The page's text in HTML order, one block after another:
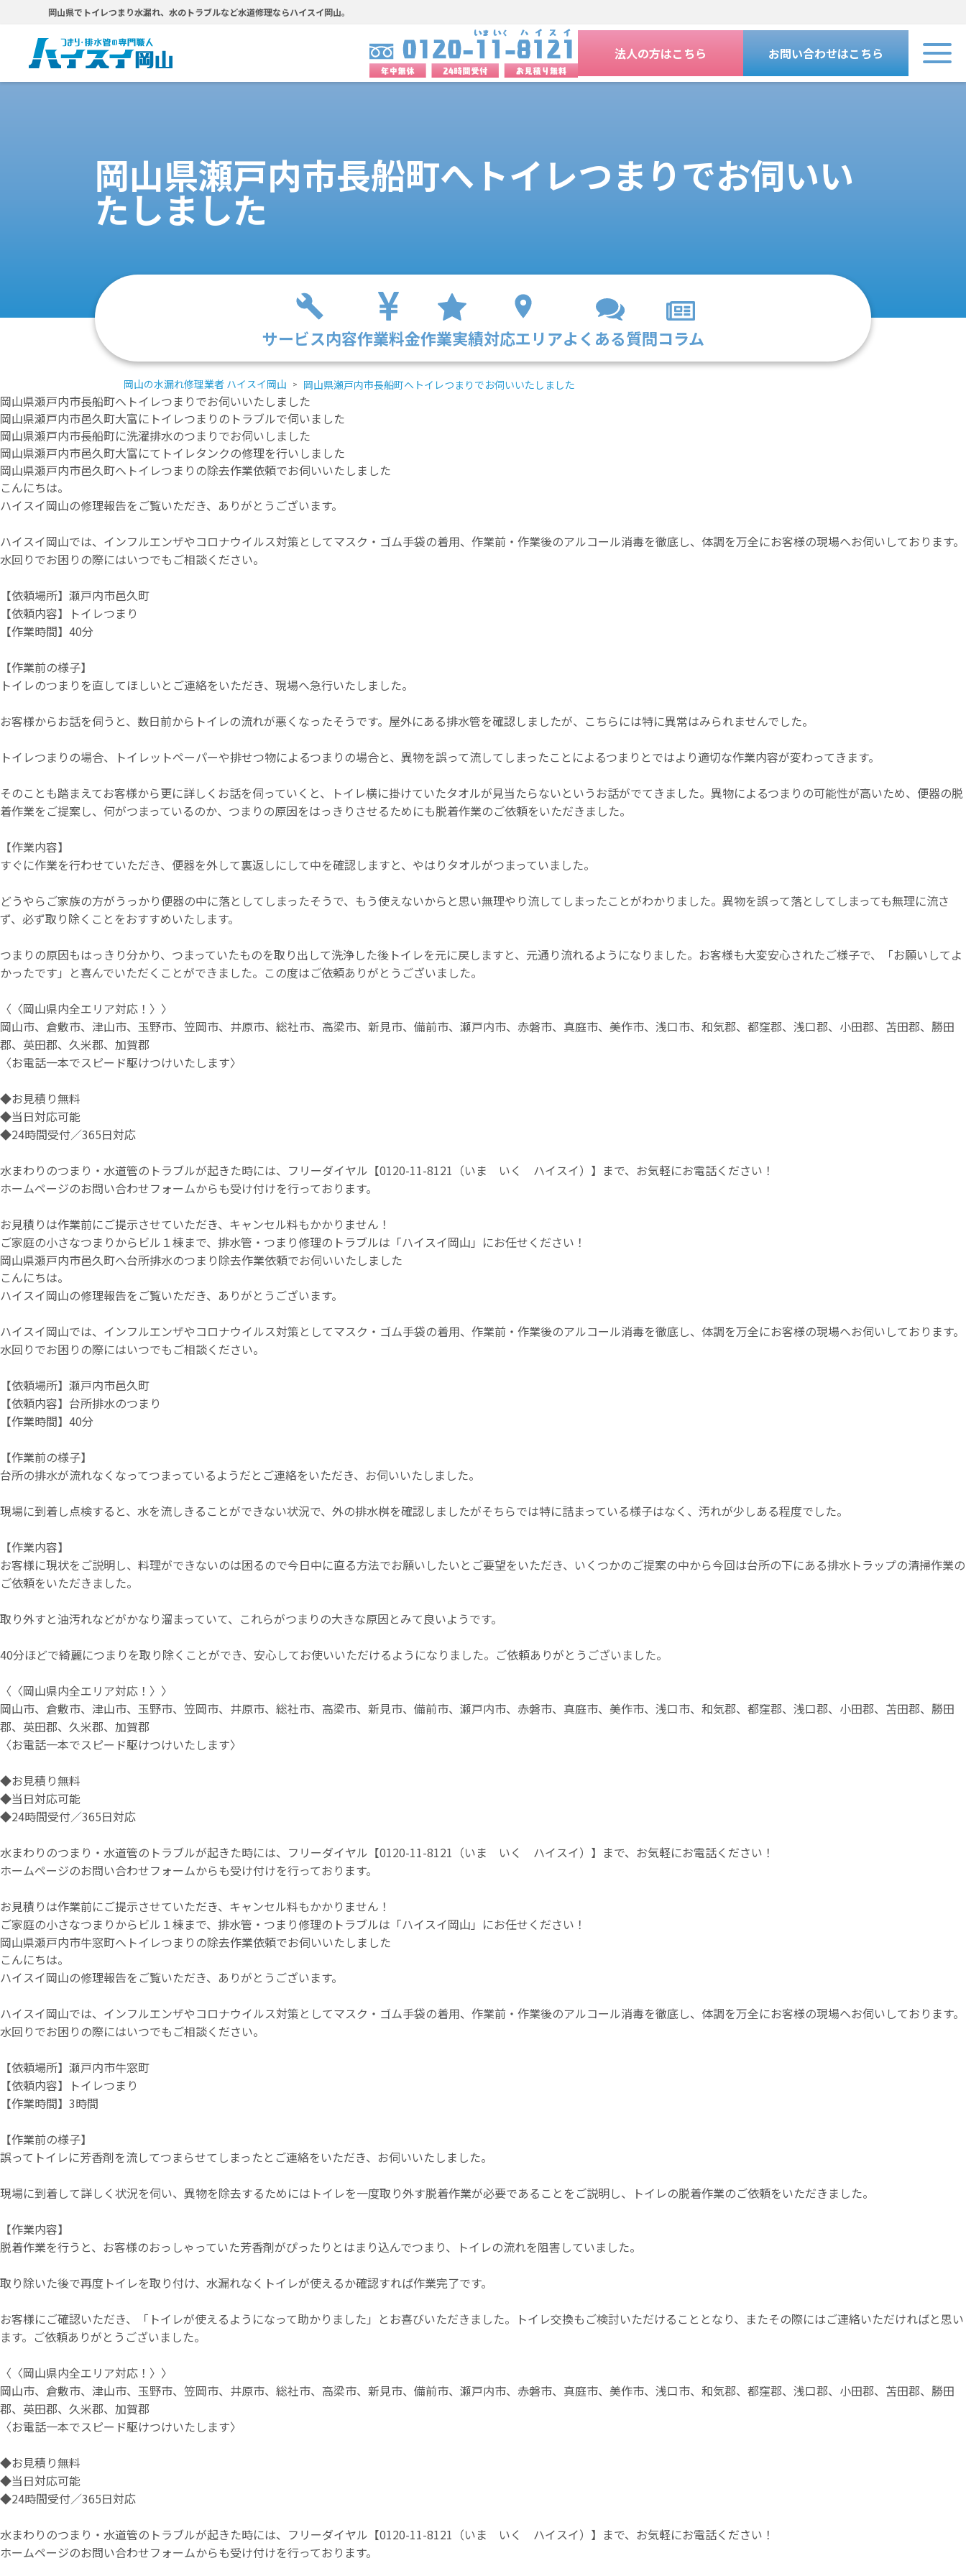
岡山県でトイレつまり水漏れ、水のトラブルなど水道修理ならハイスイ岡山。
法人の方はこちら お問い合わせはこちら
岡山県瀬戸内市長船町へトイレつまりでお伺いい
たしました
サービス内容作業料金作業実績対応エリアよくある質問コラム
岡山の水漏れ修理業者 ハイスイ岡山 岡山県瀬戸内市長船町へトイレつまりでお伺いいたしました
岡山県瀬戸内市長船町へトイレつまりでお伺いいたしました
岡山県瀬戸内市邑久町大富にトイレつまりのトラブルで伺いました
岡山県瀬戸内市長船町に洗濯排水のつまりでお伺いしました
岡山県瀬戸内市邑久町大富にてトイレタンクの修理を行いしました
岡山県瀬戸内市邑久町へトイレつまりの除去作業依頼でお伺いいたしました
こんにちは。
ハイスイ岡山の修理報告をご覧いただき、ありがとうございます。
ハイスイ岡山では、インフルエンザやコロナウイルス対策としてマスク・ゴム手袋の着用、作業前・作業後のアルコール消毒を徹底し、体調を万全にお客様の現場へお伺いしております。
水回りでお困りの際にはいつでもご相談ください。
【依頼場所】瀬戸内市邑久町
【依頼内容】トイレつまり
【作業時間】40分
【作業前の様子】
トイレのつまりを直してほしいとご連絡をいただき、現場へ急行いたしました。
お客様からお話を伺うと、数日前からトイレの流れが悪くなったそうです。屋外にある排水管を確認しましたが、こちらには特に異常はみられませんでした。
トイレつまりの場合、トイレットペーパーや排せつ物によるつまりの場合と、異物を誤って流してしまったことによるつまりとではより適切な作業内容が変わってきます。
そのことも踏まえてお客様から更に詳しくお話を伺っていくと、トイレ横に掛けていたタオルが見当たらないというお話がでてきました。異物によるつまりの可能性が高いため、便器の脱
着作業をご提案し、何がつまっているのか、つまりの原因をはっきりさせるためにも脱着作業のご依頼をいただきました。
【作業内容】
すぐに作業を行わせていただき、便器を外して裏返しにして中を確認しますと、やはりタオルがつまっていました。
どうやらご家族の方がうっかり便器の中に落としてしまったそうで、もう使えないからと思い無理やり流してしまったことがわかりました。異物を誤って落としてしまっても無理に流さ
ず、必ず取り除くことをおすすめいたします。
つまりの原因もはっきり分かり、つまっていたものを取り出して洗浄した後トイレを元に戻しますと、元通り流れるようになりました。お客様も大変安心されたご様子で、「お願いしてよ
かったです」と喜んでいただくことができました。この度はご依頼ありがとうございました。
〈〈岡山県内全エリア対応！〉〉
岡山市、倉敷市、津山市、玉野市、笠岡市、井原市、総社市、高梁市、新見市、備前市、瀬戸内市、赤磐市、真庭市、美作市、浅口市、和気郡、都窪郡、浅口郡、小田郡、苫田郡、勝田
郡、英田郡、久米郡、加賀郡
〈お電話一本でスピード駆けつけいたします〉
◆お見積り無料
◆当日対応可能
◆24時間受付／365日対応
水まわりのつまり・水道管のトラブルが起きた時には、フリーダイヤル【0120-11-8121（いま いく ハイスイ）】まで、お気軽にお電話ください！
ホームページのお問い合わせフォームからも受け付けを行っております。
お見積りは作業前にご提示させていただき、キャンセル料もかかりません！
ご家庭の小さなつまりからビル１棟まで、排水管・つまり修理のトラブルは「ハイスイ岡山」にお任せください！
岡山県瀬戸内市邑久町へ台所排水のつまり除去作業依頼でお伺いいたしました
こんにちは。
ハイスイ岡山の修理報告をご覧いただき、ありがとうございます。
ハイスイ岡山では、インフルエンザやコロナウイルス対策としてマスク・ゴム手袋の着用、作業前・作業後のアルコール消毒を徹底し、体調を万全にお客様の現場へお伺いしております。
水回りでお困りの際にはいつでもご相談ください。
【依頼場所】瀬戸内市邑久町
【依頼内容】台所排水のつまり
【作業時間】40分
【作業前の様子】
台所の排水が流れなくなってつまっているようだとご連絡をいただき、お伺いいたしました。
現場に到着し点検すると、水を流しきることができない状況で、外の排水桝を確認しましたがそちらでは特に詰まっている様子はなく、汚れが少しある程度でした。
【作業内容】
お客様に現状をご説明し、料理ができないのは困るので今日中に直る方法でお願いしたいとご要望をいただき、いくつかのご提案の中から今回は台所の下にある排水トラップの清掃作業の
ご依頼をいただきました。
取り外すと油汚れなどがかなり溜まっていて、これらがつまりの大きな原因とみて良いようです。
40分ほどで綺麗につまりを取り除くことができ、安心してお使いいただけるようになりました。ご依頼ありがとうございました。
〈〈岡山県内全エリア対応！〉〉
岡山市、倉敷市、津山市、玉野市、笠岡市、井原市、総社市、高梁市、新見市、備前市、瀬戸内市、赤磐市、真庭市、美作市、浅口市、和気郡、都窪郡、浅口郡、小田郡、苫田郡、勝田
郡、英田郡、久米郡、加賀郡
〈お電話一本でスピード駆けつけいたします〉
◆お見積り無料
◆当日対応可能
◆24時間受付／365日対応
水まわりのつまり・水道管のトラブルが起きた時には、フリーダイヤル【0120-11-8121（いま いく ハイスイ）】まで、お気軽にお電話ください！
ホームページのお問い合わせフォームからも受け付けを行っております。
お見積りは作業前にご提示させていただき、キャンセル料もかかりません！
ご家庭の小さなつまりからビル１棟まで、排水管・つまり修理のトラブルは「ハイスイ岡山」にお任せください！
岡山県瀬戸内市牛窓町へトイレつまりの除去作業依頼でお伺いいたしました
こんにちは。
ハイスイ岡山の修理報告をご覧いただき、ありがとうございます。
ハイスイ岡山では、インフルエンザやコロナウイルス対策としてマスク・ゴム手袋の着用、作業前・作業後のアルコール消毒を徹底し、体調を万全にお客様の現場へお伺いしております。
水回りでお困りの際にはいつでもご相談ください。
【依頼場所】瀬戸内市牛窓町
【依頼内容】トイレつまり
【作業時間】3時間
【作業前の様子】
誤ってトイレに芳香剤を流してつまらせてしまったとご連絡をいただき、お伺いいたしました。
現場に到着して詳しく状況を伺い、異物を除去するためにはトイレを一度取り外す脱着作業が必要であることをご説明し、トイレの脱着作業のご依頼をいただきました。
【作業内容】
脱着作業を行うと、お客様のおっしゃっていた芳香剤がぴったりとはまり込んでつまり、トイレの流れを阻害していました。
取り除いた後で再度トイレを取り付け、水漏れなくトイレが使えるか確認すれば作業完了です。
お客様にご確認いただき、「トイレが使えるようになって助かりました」とお喜びいただきました。トイレ交換もご検討いただけることとなり、またその際にはご連絡いただければと思い
ます。ご依頼ありがとうございました。
〈〈岡山県内全エリア対応！〉〉
岡山市、倉敷市、津山市、玉野市、笠岡市、井原市、総社市、高梁市、新見市、備前市、瀬戸内市、赤磐市、真庭市、美作市、浅口市、和気郡、都窪郡、浅口郡、小田郡、苫田郡、勝田
郡、英田郡、久米郡、加賀郡
〈お電話一本でスピード駆けつけいたします〉
◆お見積り無料
◆当日対応可能
◆24時間受付／365日対応
水まわりのつまり・水道管のトラブルが起きた時には、フリーダイヤル【0120-11-8121（いま いく ハイスイ）】まで、お気軽にお電話ください！
ホームページのお問い合わせフォームからも受け付けを行っております。